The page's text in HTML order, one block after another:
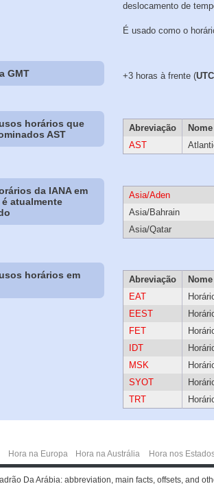
deslocamento de
É usado como o
GMT +3 horas à frente (
horários que
AST
Abreviação
Nome
AST
da IANA em
é atualmente
Asia/Aden
Asia/Bahrain
Asia/Qatar
horários em
Abreviação
Nome
EAT
EEST
FET
IDT
MSK
SYOT
TRT
Hora na Europa Hora na Austrália Hora nos
Da Arábia: abbreviation, main facts, offsets, and